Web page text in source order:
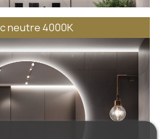
neutre 4000K